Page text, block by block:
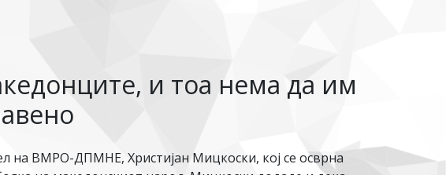
и тоа нема да им
на ВМРО-ДПМНЕ, Христијан Мицкоски, кој се осврна